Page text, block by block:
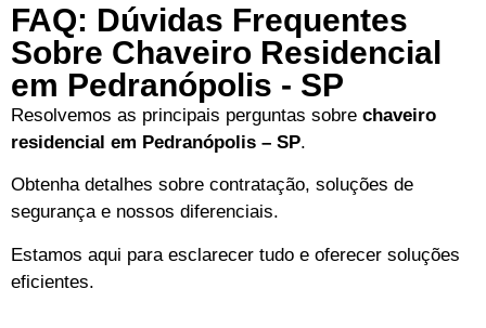
FAQ: Dúvidas Frequentes
Sobre Chaveiro Residencial
em Pedranópolis - SP
Resolvemos as principais perguntas sobre chaveiro
residencial em Pedranópolis – SP.
Obtenha detalhes sobre contratação, soluções de
segurança e nossos diferenciais.
Estamos aqui para esclarecer tudo e oferecer soluções
eficientes.